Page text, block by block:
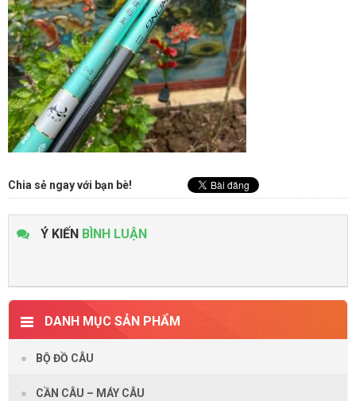
Chia sẻ ngay với bạn bè!
Ý KIẾN BÌNH LUẬN
DANH MỤC SẢN PHẨM
BỘ ĐỒ CÂU
CẦN CÂU – MÁY CÂU